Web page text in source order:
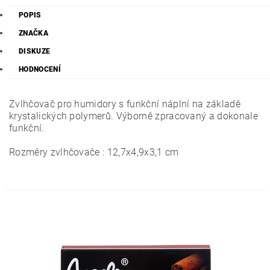
POPIS
ZNAČKA
DISKUZE
HODNOCENÍ
Zvlhčovač pro humidory s funkční náplní na základě
krystalických polymerů. Výborně zpracovaný a dokonale
funkční.
Rozměry zvlhčovače : 12,7x4,9x3,1 cm